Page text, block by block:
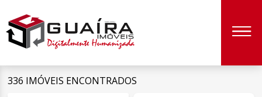
336 IMÓVEIS ENCONTRADOS